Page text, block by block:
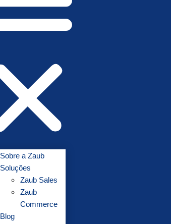
Sobre a Zaub
Soluções
Zaub Sales
Zaub
Commerce
Blog